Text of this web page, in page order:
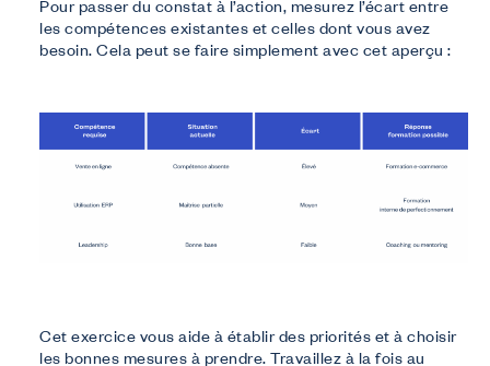
Pour passer du constat à l’action, mesurez l’écart entre
les compétences existantes et celles dont vous avez
besoin. Cela peut se faire simplement avec cet aperçu :
Cet exercice vous aide à établir des priorités et à choisir
les bonnes mesures à prendre. Travaillez à la fois au